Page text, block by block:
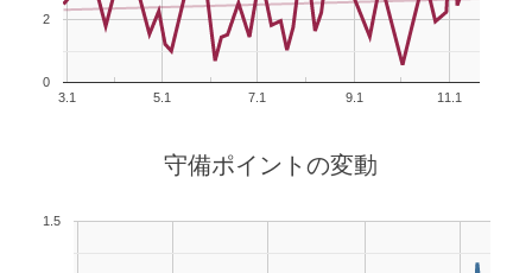
3.1 5.1 7.1 9.1 11.1
0
2
守備ポイントの変動
1.5